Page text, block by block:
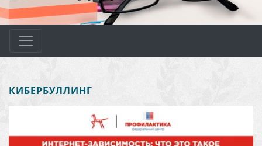
КИБЕРБУЛЛИНГ